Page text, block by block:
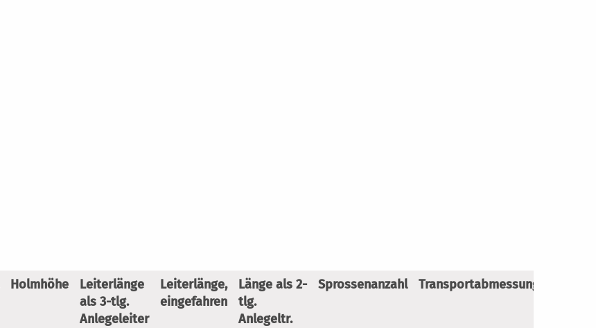
Holmhöhe
Leiterlänge
als 3-tlg.
Anlegeleiter
Leiterlänge,
eingefahren
Länge als 2-
tlg.
Anlegeltr.
Sprossenanzahl Transportabmessungen